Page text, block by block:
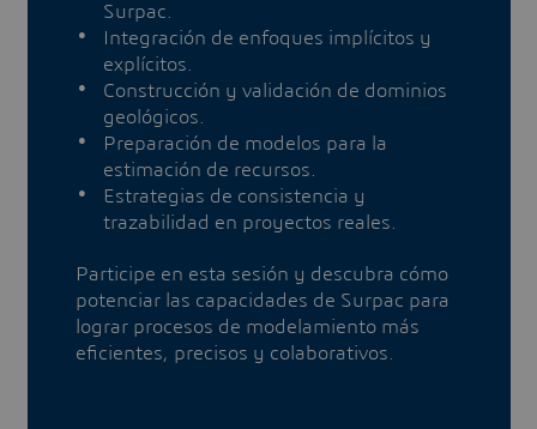
Surpac.
Integración de enfoques implícitos y
explícitos.
Construcción y validación de dominios
geológicos.
Preparación de modelos para la
estimación de recursos.
Estrategias de consistencia y
trazabilidad en proyectos reales.
Participe en esta sesión y descubra cómo
potenciar las capacidades de Surpac para
lograr procesos de modelamiento más
eficientes, precisos y colaborativos.